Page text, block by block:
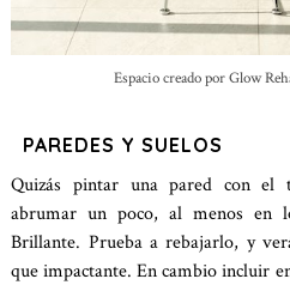
Espacio creado por Glow
PAREDES Y SUELOS
Quizás pintar una pared con el
abrumar un poco, al menos en
Brillante. Prueba a rebajarlo, y
que impactante. En cambio incluir